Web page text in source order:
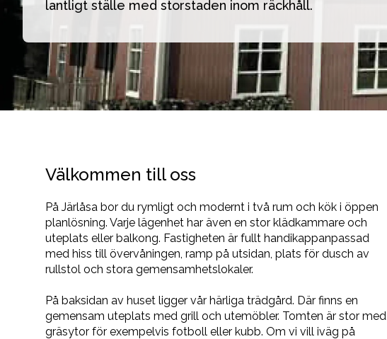
lantligt ställe med storstaden inom räckhåll.
Välkommen till oss
På Järlåsa bor du rymligt och modernt i två rum och kök i öppen
planlösning. Varje lägenhet har även en stor klädkammare och
uteplats eller balkong. Fastigheten är fullt handikappanpassad
med hiss till övervåningen, ramp på utsidan, plats för dusch av
rullstol och stora gemensamhetslokaler.
På baksidan av huset ligger vår härliga trädgård. Där finns en
gemensam uteplats med grill och utemöbler. Tomten är stor med
gräsytor för exempelvis fotboll eller kubb. Om vi vill iväg på